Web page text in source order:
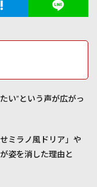
い”という声が広がっ
ミラノ風ドリア」や
姿を消した理由と